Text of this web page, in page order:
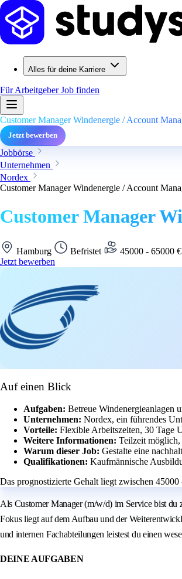
Alles für deine Karriere
Für ArbeitgeberJob finden
Customer Manager Windenergie / Account
Jetzt bewerben
Jobbörse
Unternehmen
Nordex
Customer Manager Windenergie / Account
Customer Manager
Hamburg Befristet 45000 - 65000
Jetzt bewerben
Auf einen Blick
Aufgaben: Betreue Windenergieanlagen
Unternehmen: Nordex, ein führendes
Vorteile: Flexible Arbeitszeiten, 30 Tage
Weitere Informationen: Teilzeit
Warum dieser Job: Gestalte eine
Qualifikationen: Kaufmännische
Das prognostizierte Gehalt liegt zwischen 45000
Als Customer Manager (m/w/d) im Service bist du
Fokus liegt auf dem Aufbau und der
und internen Fachabteilungen leistest du einen
DEINE AUFGABEN